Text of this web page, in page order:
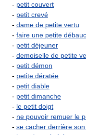
- petit couvert
- petit crevé
- dame de petite vertu
- faire une petite
- petit déjeuner
- demoiselle de petite
- petit démon
- petite dératée
- petit diable
- petit dimanche
- le petit doigt
- ne pouvoir remuer le
- se cacher derrière